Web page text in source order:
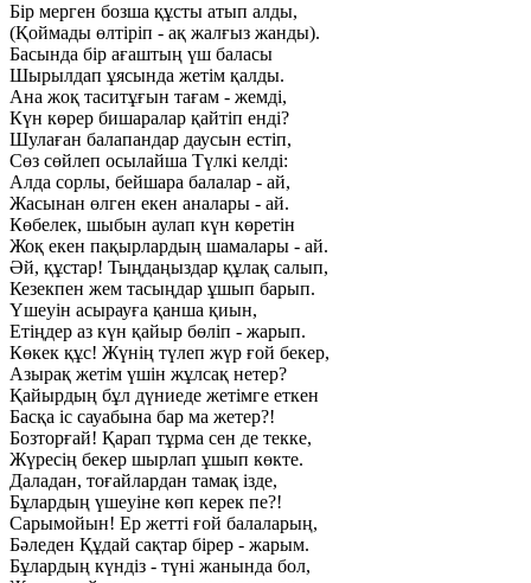
Бір мерген бозша құсты атып алды,
(Қоймады өлтіріп - ақ жалғыз жанды).
Басында бір ағаштың үш баласы
Шырылдап ұясында жетім қалды.
Ана жоқ таситұғын тағам - жемді,
Күн көрер бишаралар қайтіп енді?
Шулаған балапандар даусын естіп,
Сөз сөйлеп осылайша Түлкі келді:
Алда сорлы, бейшара балалар - ай,
Жасынан өлген екен аналары - ай.
Көбелек, шыбын аулап күн көретін
Жоқ екен пақырлардың шамалары - ай.
Әй, құстар! Тыңдаңыздар құлақ салып,
Кезекпен жем тасыңдар ұшып барып.
Үшеуін асырауға қанша қиын,
Етіңдер аз күн қайыр бөліп - жарып.
Көкек құс! Жүнің түлеп жүр ғой бекер,
Азырақ жетім үшін жұлсақ нетер?
Қайырдың бұл дүниеде жетімге еткен
Басқа іс сауабына бар ма жетер?!
Бозторғай! Қарап тұрма сен де текке,
Жүресің бекер шырлап ұшып көкте.
Даладан, тоғайлардан тамақ ізде,
Бұлардың үшеуіне көп керек пе?!
Сарымойын! Ер жетті ғой балаларың,
Бәледен Құдай сақтар бірер - жарым.
Бұлардың күндіз - түні жанында бол,